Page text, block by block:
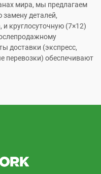
мира, мы предлагаем
деталей,
круглосуточную (7×12)
доставки (экспресс,
перевозки) обеспечивают